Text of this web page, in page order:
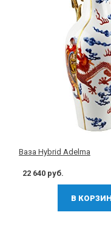
Ваза Hybrid Adelma
22 640 руб.
В